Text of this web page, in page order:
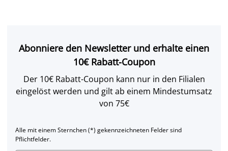
Abonniere den Newsletter und erhalte einen
10€ Rabatt-Coupon
Der 10€ Rabatt-Coupon kann nur in den Filialen
eingelöst werden und gilt ab einem Mindestumsatz
von 75€
Alle mit einem Sternchen (*) gekennzeichneten Felder sind
Pflichtfelder.